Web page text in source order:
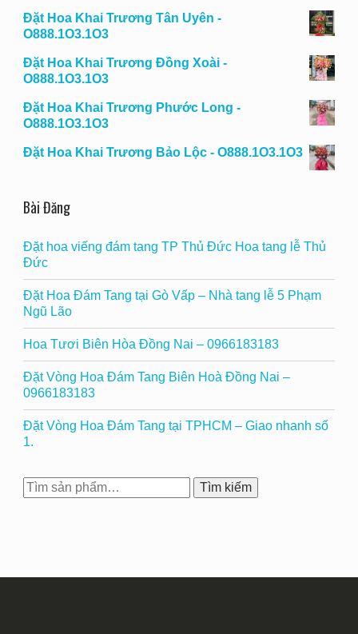
Đặt Hoa Khai Trương Tân Uyên -
O888.1O3.1O3
Đặt Hoa Khai Trương Đồng Xoài -
O888.1O3.1O3
Đặt Hoa Khai Trương Phước Long -
O888.1O3.1O3
Đặt Hoa Khai Trương Bảo Lộc - O888.1O3.1O3
Bài Đăng
Đặt hoa viếng đám tang TP Thủ Đức Hoa tang lễ Thủ
Đức
Đặt Hoa Đám Tang tại Gò Vấp – Nhà tang lễ 5 Phạm
Ngũ Lão
Hoa Tươi Biên Hòa Đồng Nai – 0966183183
Đặt Vòng Hoa Đám Tang Biên Hoà Đồng Nai –
0966183183
Đặt Vòng Hoa Đám Tang tại TPHCM – Giao nhanh số
1.
Tìm
kiếm:
Tìm kiếm